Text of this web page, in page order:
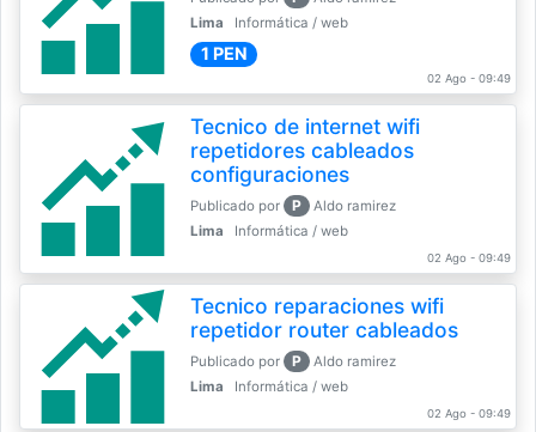
Lima
Informática / web
1 PEN
02 Ago - 09:49
Tecnico de internet wifi
repetidores cableados
configuraciones
Publicado por P
Aldo ramirez
Lima
Informática / web
02 Ago - 09:49
Tecnico reparaciones wifi
repetidor router cableados
Publicado por P
Aldo ramirez
Lima
Informática / web
02 Ago - 09:49